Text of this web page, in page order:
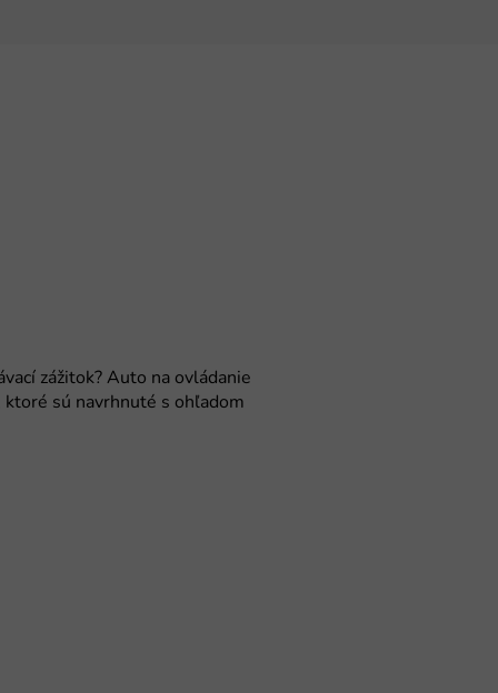
zážitok? Auto na ovládanie
sú navrhnuté s ohľadom